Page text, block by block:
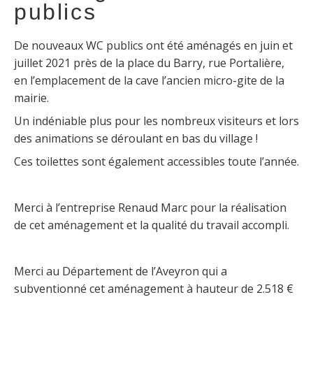
publics
De nouveaux WC publics ont été aménagés en juin et
juillet 2021 près de la place du Barry, rue Portalière,
en l’emplacement de la cave l’ancien micro-gite de la
mairie.
Un indéniable plus pour les nombreux visiteurs et lors
des animations se déroulant en bas du village !
Ces toilettes sont également accessibles toute l’année.
Merci à l’entreprise Renaud Marc pour la réalisation
de cet aménagement et la qualité du travail accompli.
Merci au Département de l’Aveyron qui a
subventionné cet aménagement à hauteur de 2.518 €